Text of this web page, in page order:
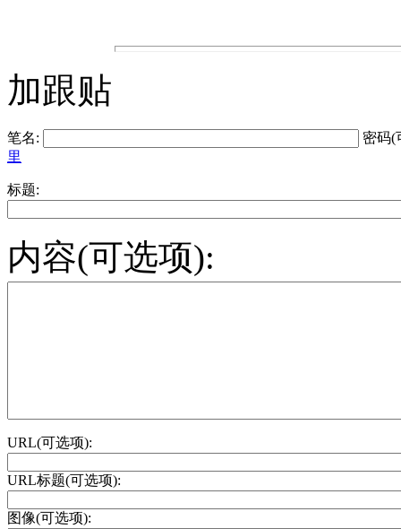
加跟贴
笔名:
密码(
里
标题:
内容(可选项):
URL(可选项):
URL标题(可选项):
图像(可选项):